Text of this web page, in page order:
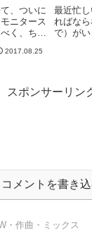
、ついに
ニタース
く、ちょ
の
した...
2017.08.25
最近忙
ればな
で）が
そんな
りたくな
て、...
スポンサーリン
コメントを書き
・作曲・ミックス